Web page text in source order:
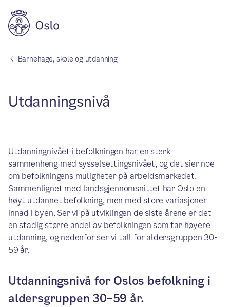
Barnehage, skole og utdanning
Utdanningsnivå
Utdanningnivået i befolkningen har en sterk
sammenheng med sysselsettingsnivået, og det sier noe
om befolkningens muligheter på arbeidsmarkedet.
Sammenlignet med landsgjennomsnittet har Oslo en
høyt utdannet befolkning, men med store variasjoner
innad i byen. Ser vi på utviklingen de siste årene er det
en stadig større andel av befolkningen som tar høyere
utdanning, og nedenfor ser vi tall for aldersgruppen 30-
59 år.
Utdanningsnivå for Oslos befolkning i
aldersgruppen 30–59 år.